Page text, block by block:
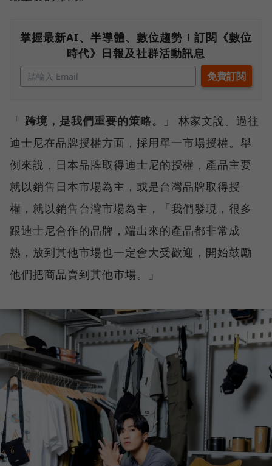
掌握最新AI、半導體、數位趨勢！訂閱《數位
時代》日報及社群活動訊息
「 跨境，是我們重要的策略。」
林家文說。過往
迪士尼在品牌授權方面，採用單一市場授權。舉
例來說，日本品牌取得迪士尼的授權，產品主要
就以銷售日本市場為主，或是台灣品牌取得授
權，就以銷售台灣市場為主，「我們發現，很多
跟迪士尼合作的品牌，端出來的產品都非常成
熟，放到其他市場也一定會大受歡迎，開始鼓勵
他們把商品賣到其他市場。」